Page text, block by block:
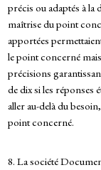
précis ou adaptés à la
maîtrise du point
apportées
le point concerné
précisions
de dix si les réponses
aller au-delà du
point concerné.
8. La société